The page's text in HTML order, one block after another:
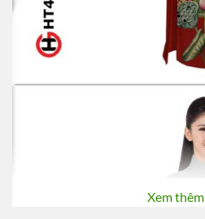
Xem thêm